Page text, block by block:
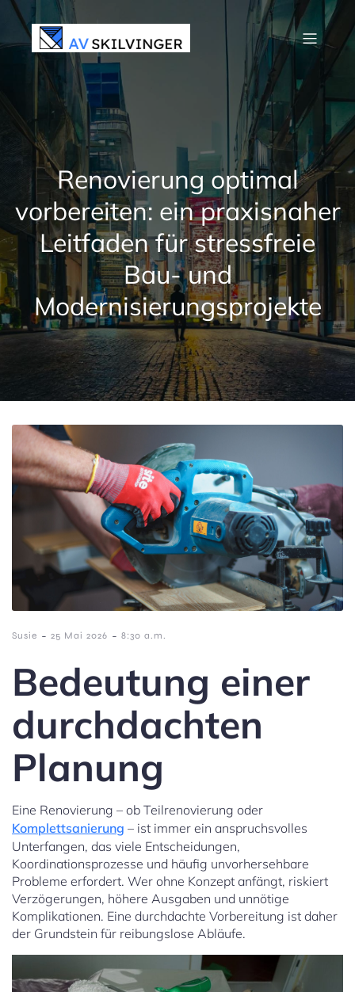
Zum
Inhalt
springen
Renovierung optimal
vorbereiten: ein praxisnaher
Leitfaden für stressfreie
Bau- und
Modernisierungsprojekte
Susie - 25 Mai 2026 - 8:30 a.m.
Bedeutung einer
durchdachten
Planung
Eine Renovierung – ob Teilrenovierung oder
Komplettsanierung – ist immer ein anspruchsvolles
Unterfangen, das viele Entscheidungen,
Koordinationsprozesse und häufig unvorhersehbare
Probleme erfordert. Wer ohne Konzept anfängt, riskiert
Verzögerungen, höhere Ausgaben und unnötige
Komplikationen. Eine durchdachte Vorbereitung ist daher
der Grundstein für reibungslose Abläufe.